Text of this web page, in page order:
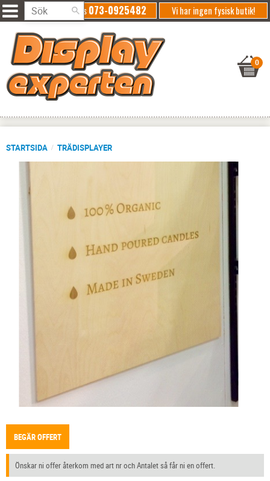
Vi har ingen fysisk butik!
Ring oss073-0925482
STARTSIDA TRÄDISPLAYER
BEGÄR OFFERT
Önskar ni offer återkom med art nr och Antalet så får ni en offert.